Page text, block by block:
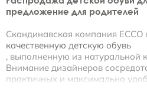
предложение для родителей
Скандинавская компания ECCO
качественную детскую обувь
, выполненную из натуральной
Внимание дизайнеров
практичных и максимально